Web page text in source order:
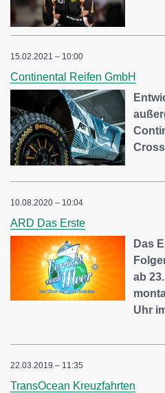
15.02.2021 – 10:00
Continental Reifen GmbH
10.08.2020 – 10:04
ARD Das Erste
Das
ab
Uhr
22.03.2019 – 11:35
TransOcean Kreuzfahrten